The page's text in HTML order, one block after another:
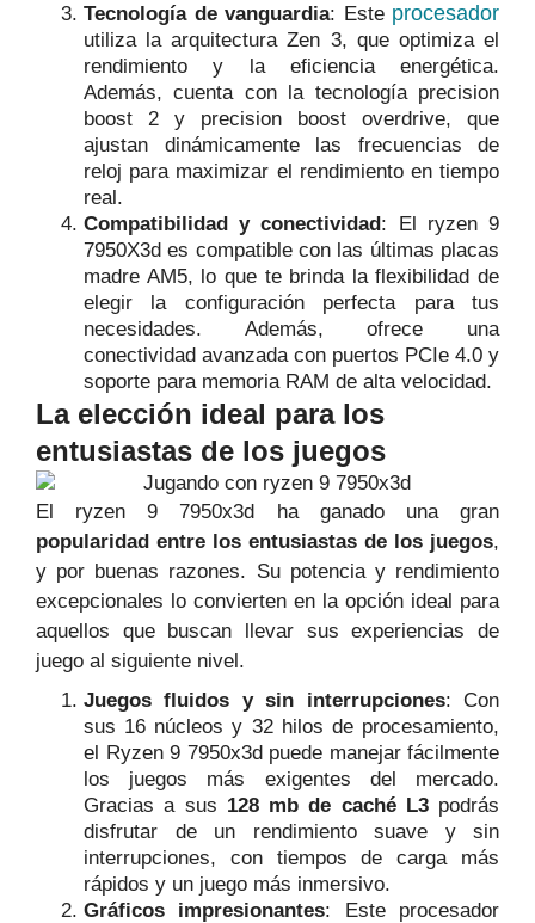
Tecnología de vanguardia: Este procesador
utiliza la arquitectura Zen 3, que optimiza el
rendimiento y la eficiencia energética.
Además, cuenta con la tecnología precision
boost 2 y precision boost overdrive, que
ajustan dinámicamente las frecuencias de
reloj para maximizar el rendimiento en tiempo
real.
Compatibilidad y conectividad : El ryzen 9
7950X3d es compatible con las últimas placas
madre AM5, lo que te brinda la flexibilidad de
elegir la configuración perfecta para tus
necesidades. Además, ofrece una
conectividad avanzada con puertos PCIe 4.0 y
soporte para memoria RAM de alta velocidad.
La elección ideal para los
entusiastas de los juegos
El ryzen 9 7950x3d ha ganado una gran
popularidad entre los entusiastas de los juegos,
y por buenas razones. Su potencia y rendimiento
excepcionales lo convierten en la opción ideal para
aquellos que buscan llevar sus experiencias de
juego al siguiente nivel.
Juegos fluidos y sin interrupciones: Con
sus 16 núcleos y 32 hilos de procesamiento,
el Ryzen 9 7950x3d puede manejar fácilmente
los juegos más exigentes del mercado.
Gracias a sus 128 mb de caché L3podrás
disfrutar de un rendimiento suave y sin
interrupciones, con tiempos de carga más
rápidos y un juego más inmersivo.
Gráficos impresionantes: Este procesador